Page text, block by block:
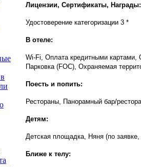
Лицензии, Сертификаты, Награды:
Удостоверение категоризации 3 *
В отеле:
Wi-Fi, Оплата кредитными
Парковка (FOC), Охраняемая
Поесть и попить:
Рестораны, Панорамный бар/
Детям:
Детская площадка, Няня (по
Ближе к телу: